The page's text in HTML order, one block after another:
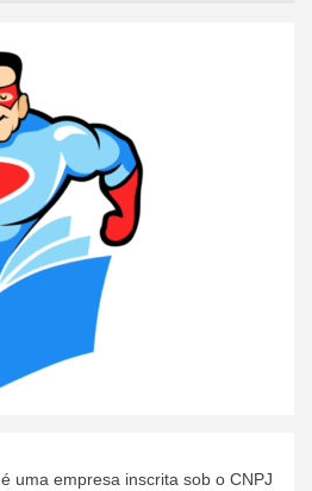
é uma empresa inscrita sob o CNPJ